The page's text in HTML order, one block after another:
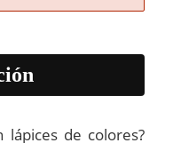
de colores?